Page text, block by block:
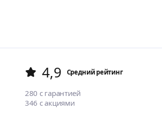
4,9 Cредний рейтинг
280 с гарантией
346 с акциями